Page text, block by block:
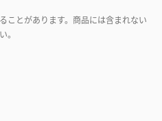
ことがあります。商品には含まれない
。